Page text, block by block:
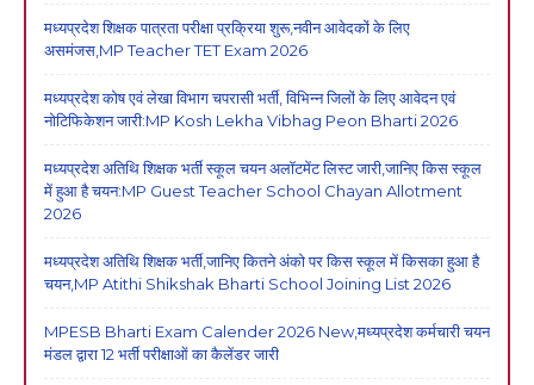
मध्यप्रदेश शिक्षक पात्रता परीक्षा प्रक्रिया शुरू,नवीन आवेदकों के लिए
असमंजस,MP Teacher TET Exam 2026
मध्यप्रदेश कोष एवं लेखा विभाग चपरासी भर्ती, विभिन्न जिलों के लिए आवेदन एवं
नोटिफिकेशन जारी:MP Kosh Lekha Vibhag Peon Bharti 2026
मध्यप्रदेश अतिथि शिक्षक भर्ती स्कूल चयन अलॉटमेंट लिस्ट जारी,जानिए किस स्कूल
में हुआ है चयन:MP Guest Teacher School Chayan Allotment
2026
मध्यप्रदेश अतिथि शिक्षक भर्ती,जानिए कितने अंको पर किस स्कूल में किसका हुआ है
चयन,MP Atithi Shikshak Bharti School Joining List 2026
MPESB Bharti Exam Calender 2026 New,मध्यप्रदेश कर्मचारी चयन
मंडल द्वारा 12 भर्ती परीक्षाओं का कैलेंडर जारी